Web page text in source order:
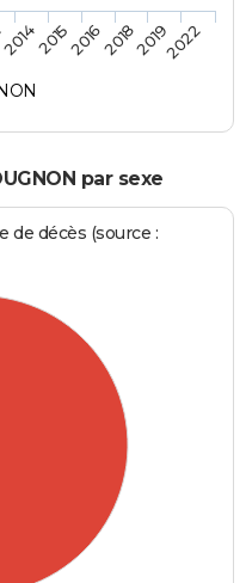
201420152016201820192022
par sexe
décès (source :